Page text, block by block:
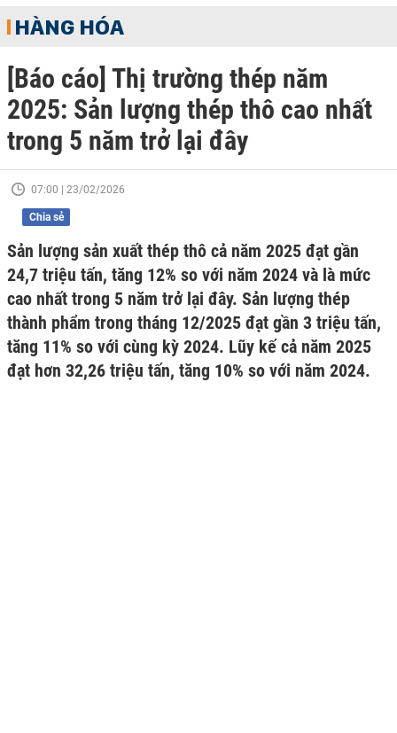
HÀNG HÓA
[Báo cáo] Thị trường thép năm
2025: Sản lượng thép thô cao nhất
trong 5 năm trở lại đây
07:00 | 23/02/2026
Chia sẻ
Sản lượng sản xuất thép thô cả năm 2025 đạt gần
24,7 triệu tấn, tăng 12% so với năm 2024 và là mức
cao nhất trong 5 năm trở lại đây. Sản lượng thép
thành phẩm trong tháng 12/2025 đạt gần 3 triệu tấn,
tăng 11% so với cùng kỳ 2024. Lũy kế cả năm 2025
đạt hơn 32,26 triệu tấn, tăng 10% so với năm 2024.